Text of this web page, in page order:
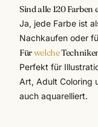
Sind alle 120
Ja, jede Farbe ist
Nachkaufen oder
Fürwelche
Perfekt für
Art, Adult Coloring
auch aquarelliert.